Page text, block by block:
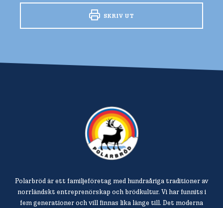
SKRIV UT
Polarbröd är ett familjeföretag med hundraåriga traditioner av
norrländskt entreprenörskap och brödkultur. Vi har funnits i
fem generationer och vill finnas lika länge till. Det moderna